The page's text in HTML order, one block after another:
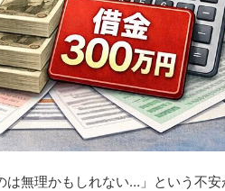
無理かもしれない…」という不安